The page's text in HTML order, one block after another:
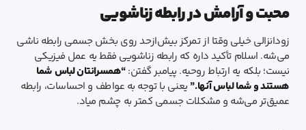
محبت و آرامش در رابطه زناشویی
زودانزالی خیلی وقتا از تمرکز بیش‌ازحد روی بخش جسمی رابطه ناشی
می‌شه. اسلام تأکید داره که رابطه زناشویی فقط یه عمل فیزیکی
نیست؛ بلکه یه ارتباط روحیه. پیامبر گفتن:“همسرانتان لباس شما
هستند و شما لباس آنها.” یعنی با توجه به عواطف و احساسات، رابطه
عمیق‌تر می‌شه و مشکلات جسمی کمتر به چشم میاد.